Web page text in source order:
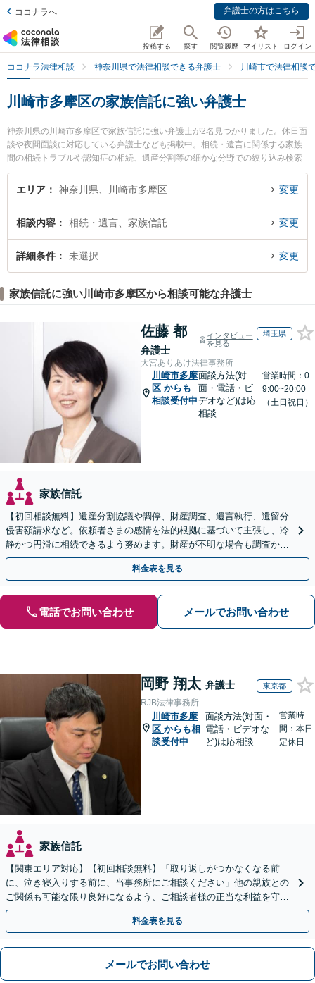
ココナラへ 弁護士の方はこちら
投稿する 探す 閲覧履歴 マイリスト ログイン
ココナラ法律相談 神奈川県で法律相談できる弁護士 川崎市で法律相談
川崎市多摩区の家族信託に強い弁護士
神奈川県の川崎市多摩区で家族信託に強い弁護士が2名見つかりました。休日面
談や夜間面談に対応している弁護士なども掲載中。相続・遺言に関係する家族
間の相続トラブルや認知症の相続、遺産分割等の細かな分野での絞り込み検索
もでき便利です。特に川崎北合同法律事務所の湯山 薫弁護士や川崎北合同法律
事務所の工藤 猛弁護士のプロフィール情報や弁護士費用、強みなどが注目され
士を検索したい』『初回相談無料で家族信託を法律相談できる川崎市多摩区内
の弁護士に相談予約したい』などでお困りの相談者さんにおすすめです。
エリア 神奈川県、川崎市多摩区 変更
相談内容 相続・遺言、家族信託 変更
詳細条件 未選択 変更
家族信託に強い川崎市多摩区から相談可能な弁護士
佐藤 都
弁護士
インタビュー
を見る
埼玉県
大宮ありあけ法律事務所
川崎市多摩
区 からも
相談受付中
面談方法(対
面・電話・ビ
デオなど)は応
相談
営業時間：0
9:00~20:00
（土日祝日）
家族信託
【初回相談無料】遺産分割協議や調停、財産調査、遺言執行、遺留分
侵害額請求など。依頼者さまの感情を法的根拠に基づいて主張し、冷
静かつ円滑に相続できるよう努めます。財産が不明な場合も調査から
対応します。
料金表を見る
電話でお問い合わせ メールでお問い合わせ
岡野 翔太 弁護士 東京都
RJB法律事務所
川崎市多摩
区 からも相
談受付中
面談方法(対面・
電話・ビデオな
ど)は応相談
営業時
間：本日
定休日
家族信託
【関東エリア対応】【初回相談無料】「取り返しがつかなくなる前
に、泣き寝入りする前に、当事務所にご相談ください」他の親族との
ご関係も可能な限り良好になるよう、ご相談者様の正当な利益を守り
つつ、双方が納得できる着地点を探ります。
料金表を見る
メールでお問い合わせ